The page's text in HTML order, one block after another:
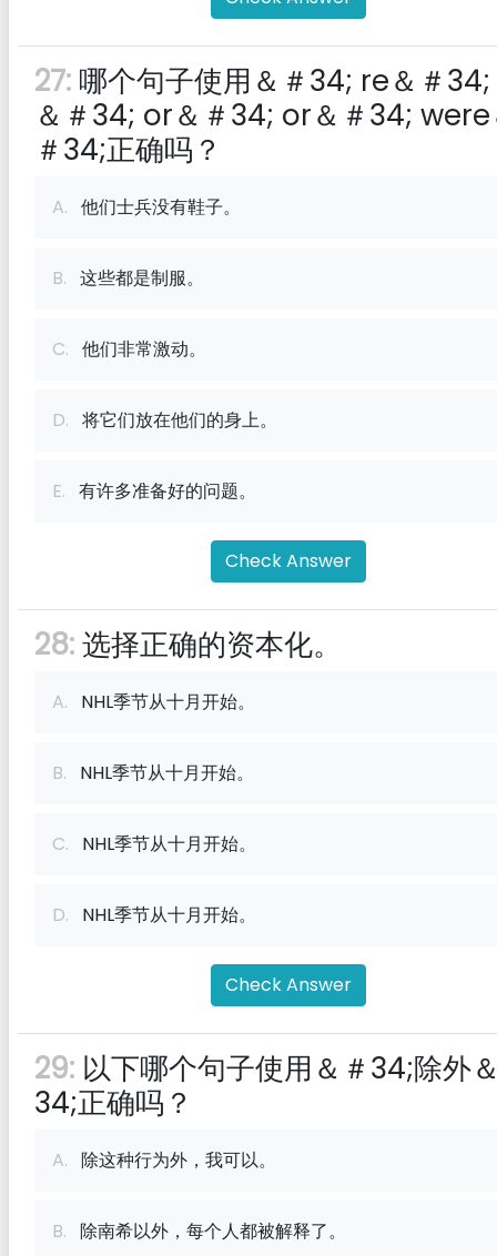
27: 哪个句子使用＆＃34; re＆＃
＆＃34; or＆＃34; or＆＃34; were
＃34;正确吗？
A. 他们士兵没有鞋子。
B. 这些都是制服。
C. 他们非常激动。
D. 将它们放在他们的身上。
E. 有许多准备好的问题。
Check Answer
28:选择正确的资本化。
A. NHL季节从十月开始。
B. NHL季节从十月开始。
C. NHL季节从十月开始。
D. NHL季节从十月开始。
Check Answer
29: 以下哪个句子使用＆＃34;除外
34;正确吗？
A. 除这种行为外，我可以。
B. 除南希以外，每个人都被解释了。